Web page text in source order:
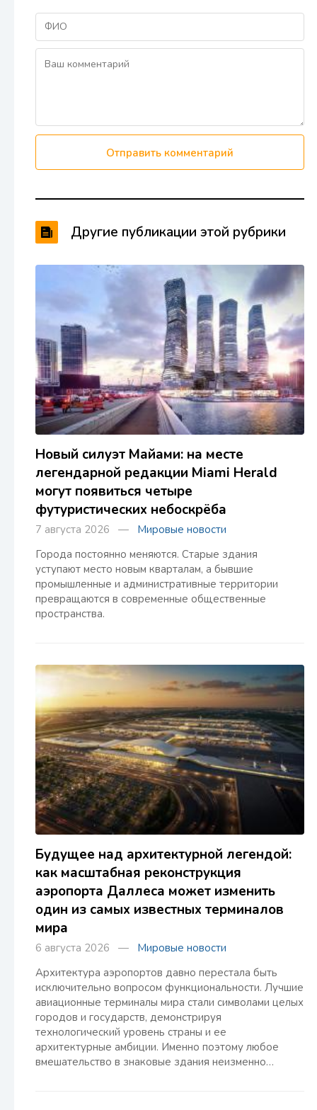
Отправить комментарий
Другие публикации этой рубрики
Новый силуэт Майами: на месте
легендарной редакции Miami Herald
могут появиться четыре
футуристических небоскрёба
7 августа 2026 — Мировые новости
Города постоянно меняются. Старые здания
уступают место новым кварталам, а бывшие
промышленные и административные территории
превращаются в современные общественные
пространства.
Будущее над архитектурной легендой:
как масштабная реконструкция
аэропорта Даллеса может изменить
один из самых известных терминалов
мира
6 августа 2026 — Мировые новости
Архитектура аэропортов давно перестала быть
исключительно вопросом функциональности. Лучшие
авиационные терминалы мира стали символами целых
городов и государств, демонстрируя
технологический уровень страны и ее
архитектурные амбиции. Именно поэтому любое
вмешательство в знаковые здания неизменно…